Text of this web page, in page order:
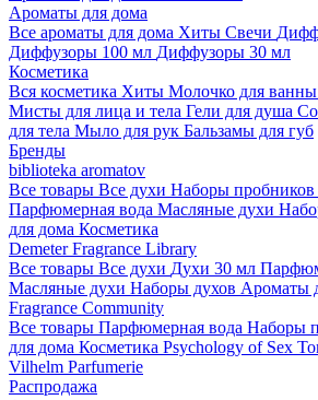
Ароматы для дома
Все ароматы для дома Хиты Свечи
Диффузоры 100 мл Диффузоры 30 мл
Косметика
Вся косметика Хиты Молочко для ванны
Мисты для лица и тела Гели для душа
для тела Мыло для рук Бальзамы для губ
Бренды
biblioteka aromatov
Все товары Все духи Наборы пробников
Парфюмерная вода Масляные духи
для дома Косметика
Demeter Fragrance Library
Все товары Все духи Духи 30 мл
Масляные духи Наборы духов Ароматы
Fragrance Community
Все товары Парфюмерная вода Наборы
для дома Косметика Psychology of Sex
Vilhelm Parfumerie
Распродажа